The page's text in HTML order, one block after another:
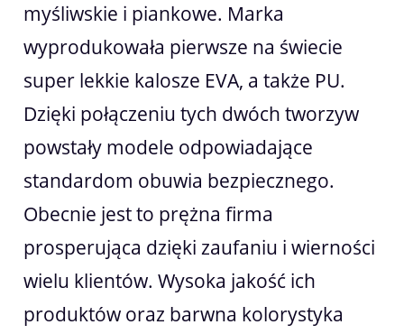
myśliwskie i piankowe. Marka
wyprodukowała pierwsze na świecie
super lekkie kalosze EVA, a także PU.
Dzięki połączeniu tych dwóch tworzyw
powstały modele odpowiadające
standardom obuwia bezpiecznego.
Obecnie jest to prężna firma
prosperująca dzięki zaufaniu i wierności
wielu klientów. Wysoka jakość ich
produktów oraz barwna kolorystyka